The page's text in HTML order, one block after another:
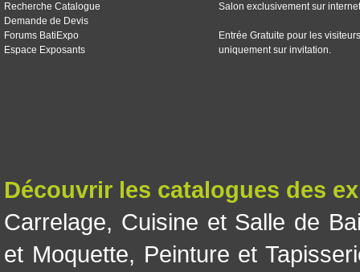
Recherche Catalogue
Demande de Devis
Forums BatiExpo
Espace Exposants
Salon exclusivement sur internet
Entrée Gratuite pour les visiteurs
uniquement sur invitation.
Découvrir les catalogues des
Carrelage, Cuisine et Salle de
et Moquette, Peinture et